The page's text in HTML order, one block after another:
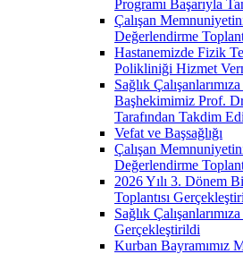
Programı Başarıyla
Çalışan
Değerlendirme
Hastanemizde Fizik
Polikliniği Hizmet
Sağlık
Başhekimimiz Prof.
Tarafından Takdim
Vefat ve Başsağlığı
Çalışan
Değerlendirme
2026 Yılı 3. Dönem
Toplantısı
Sağlık
Gerçekleştirildi
Kurban Bayramımız